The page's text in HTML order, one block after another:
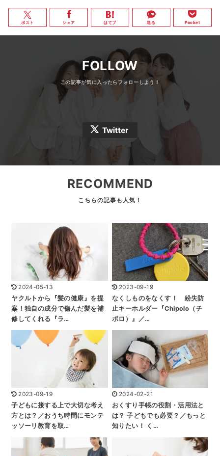
ポスト シェア はてブ 送る Pocket
FOLLOW
Twitter
RECOMMEND
2024-05-13
ヤクルトから『髪の健康』を提
案！独自の成分で傷んだ髪を補
修してくれる『ラ…
2023-09-19
なくしものをなくす！ 紛失防
止キーホルダー『Chipolo（チ
ポロ）』／…
2023-09-19
子どもに接する上で大切な考え
方とは？／おうち時間にモンテ
ッソーリ教育を取…
2024-02-21
おくすり手帳の役割・活用法と
は？ 子どもでも必要？／もっと
知りたい！ く…